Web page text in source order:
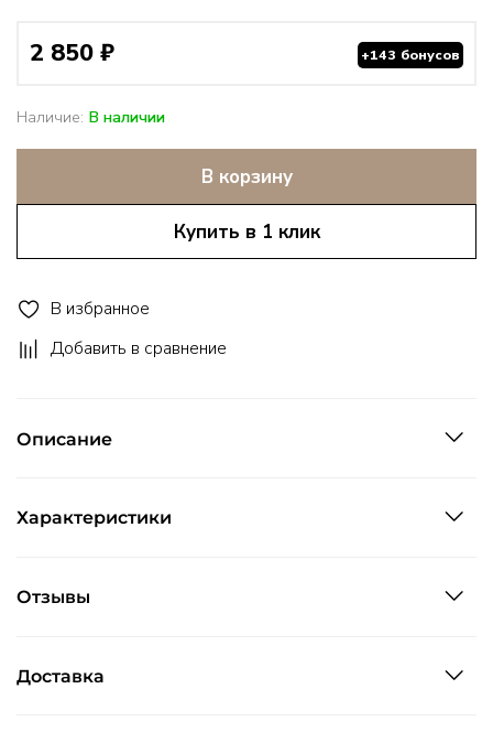
Наличие: В наличии
2 850 ₽ +143 бонусов
В корзину
Купить в 1 клик
В избранное
Добавить в сравнение
Описание
Характеристики
Отзывы
Доставка